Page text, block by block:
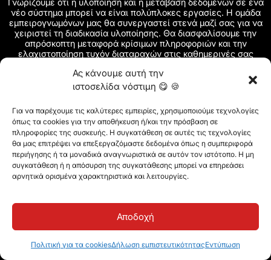
Ας κάνουμε αυτή την
ιστοσελίδα νόστιμη 😋 🍪
Για να παρέχουμε τις καλύτερες εμπειρίες, χρησιμοποιούμε τεχνολογίες
όπως τα cookies για την αποθήκευση ή/και την πρόσβαση σε
πληροφορίες της συσκευής. Η συγκατάθεση σε αυτές τις τεχνολογίες
θα μας επιτρέψει να επεξεργαζόμαστε δεδομένα όπως η συμπεριφορά
περιήγησης ή τα μοναδικά αναγνωριστικά σε αυτόν τον ιστότοπο. Η μη
συγκατάθεση ή η απόσυρση της συγκατάθεσης μπορεί να επηρεάσει
αρνητικά ορισμένα χαρακτηριστικά και λειτουργίες.
Αποδοχή
Πολιτική για τα cookiesΔήλωση εμπιστευτικότηταςΕντύπωση
Γνωρίζουμε ότι η υλοποίηση και η μετάβαση δεδομένων σε ένα
νέο σύστημα μπορεί να είναι πολύπλοκες εργασίες. Η ομάδα
εμπειρογνωμόνων μας θα συνεργαστεί στενά μαζί σας για να
χειριστεί τη διαδικασία υλοποίησης. Θα διασφαλίσουμε την
απρόσκοπτη μεταφορά κρίσιμων πληροφοριών και την
ελαχιστοποίηση τυχόν διαταραχών στις καθημερινές σας